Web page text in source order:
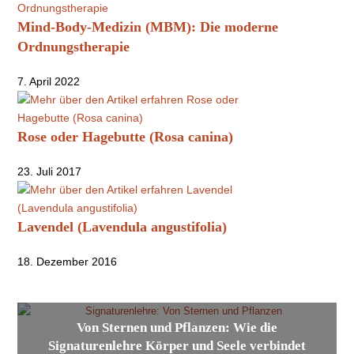
Mind-Body-Medizin (MBM): Die moderne
Ordnungstherapie
7. April 2022
Rose oder Hagebutte (Rosa canina)
23. Juli 2017
Lavendel (Lavendula angustifolia)
18. Dezember 2016
Von Sternen und Pflanzen: Wie die
Signaturenlehre Körper und Seele verbindet